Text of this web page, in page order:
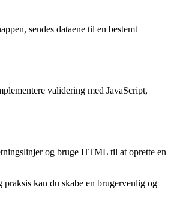
sendes dataene til en bestemt
validering med JavaScript,
og bruge HTML til at oprette en
kan du skabe en brugervenlig og